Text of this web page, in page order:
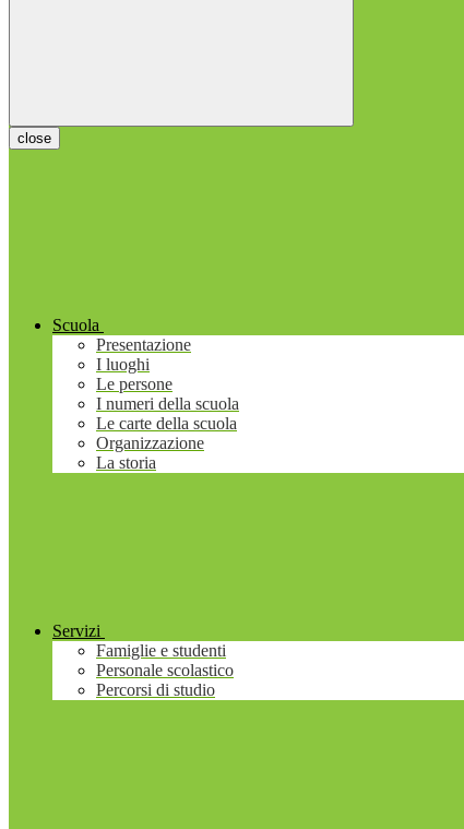
close
Scuola
Presentazione
I luoghi
Le persone
I numeri della scuola
Le carte della scuola
Organizzazione
La storia
Servizi
Famiglie e studenti
Personale scolastico
Percorsi di studio